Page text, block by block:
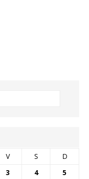
V S D
3 4
5